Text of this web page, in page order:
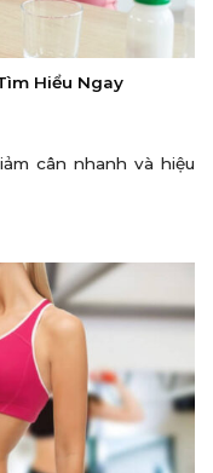
Hiểu Ngay
cân nhanh và hiệu